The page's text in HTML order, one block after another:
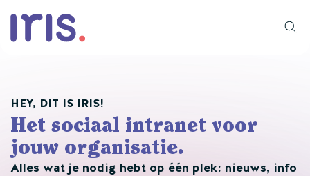
HEY, DIT IS IRIS!
Het sociaal intranet voor
jouw organisatie.
Alles wat je nodig hebt op één plek: nieuws, info